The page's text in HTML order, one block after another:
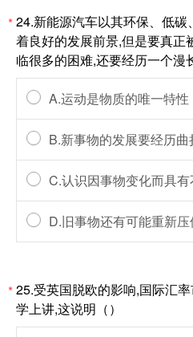
*24.新能源汽车以其环保、低
着良好的发展前景,但是要真正
临很多的困难,还要经历一个漫
A.运动是物质的唯一特性
B.新事物的发展要经历曲
C.认识因事物变化而具
D.旧事物还有可能重新
*25.受英国脱欧的影响,国际汇
学上讲,这说明（）